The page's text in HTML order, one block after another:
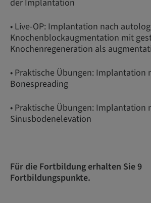
der Implantation
• Live-OP: Implantation nach
Knochenblockaugmentation mit
Knochenregeneration als
• Praktische Übungen: Implantation
Bonespreading
• Praktische Übungen: Implantation
Sinusbodenelevation
Für die Fortbildung erhalten Sie 9
Fortbildungspunkte.